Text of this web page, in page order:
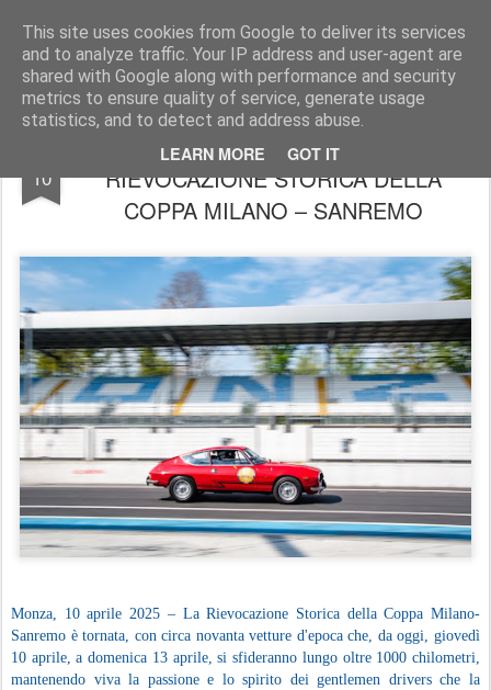
This site uses cookies from Google to deliver its services
and to analyze traffic. Your IP address and user-agent are
shared with Google along with performance and security
metrics to ensure quality of service, generate usage
statistics, and to detect and address abuse.
LEARN MORE GOT IT
AutoMotoCorse. Motorsport Random News 280912
10
PARTITA UFFICIALMENTE LA XVI
RIEVOCAZIONE STORICA DELLA
COPPA MILANO – SANREMO
Monza, 10 aprile 2025 – La Rievocazione Storica della Coppa Milano-
Sanremo è tornata, con circa novanta vetture d'epoca che, da oggi, giovedì
10 aprile, a domenica 13 aprile, si sfideranno lungo oltre 1000 chilometri,
mantenendo viva la passione e lo spirito dei gentlemen drivers che la